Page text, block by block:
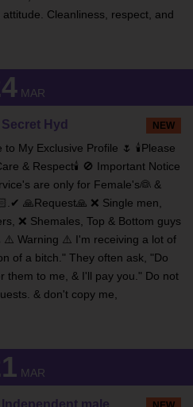
Cleanliness, respect, and
MAR
NEW
Secret Hyd
to My Exclusive Profile 🌷 🕯Please
& Respect🕯 🚫 Important Notice
are only for Female's👰 &
🙏Request🙏 ❌ Single men,
❌ Shemales, Top & Bottom guys
⚠️ Warning ⚠️ I'm receiving a lot of
of a bitch." They often ask, "Do
them to me, & I'll pay you." Do not
& don't copy me,
MAR
Independent male